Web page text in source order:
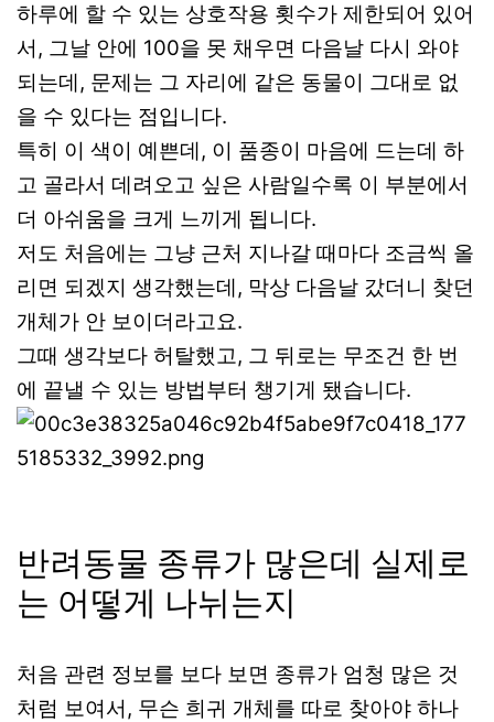
하루에 할 수 있는 상호작용 횟수가 제한되어 있어
서, 그날 안에 100을 못 채우면 다음날 다시 와야
되는데, 문제는 그 자리에 같은 동물이 그대로 없
을 수 있다는 점입니다.
특히 이 색이 예쁜데, 이 품종이 마음에 드는데 하
고 골라서 데려오고 싶은 사람일수록 이 부분에서
더 아쉬움을 크게 느끼게 됩니다.
저도 처음에는 그냥 근처 지나갈 때마다 조금씩 올
리면 되겠지 생각했는데, 막상 다음날 갔더니 찾던
개체가 안 보이더라고요.
그때 생각보다 허탈했고, 그 뒤로는 무조건 한 번
에 끝낼 수 있는 방법부터 챙기게 됐습니다.
반려동물 종류가 많은데 실제로
는 어떻게 나뉘는지
처음 관련 정보를 보다 보면 종류가 엄청 많은 것
처럼 보여서, 무슨 희귀 개체를 따로 찾아야 하나